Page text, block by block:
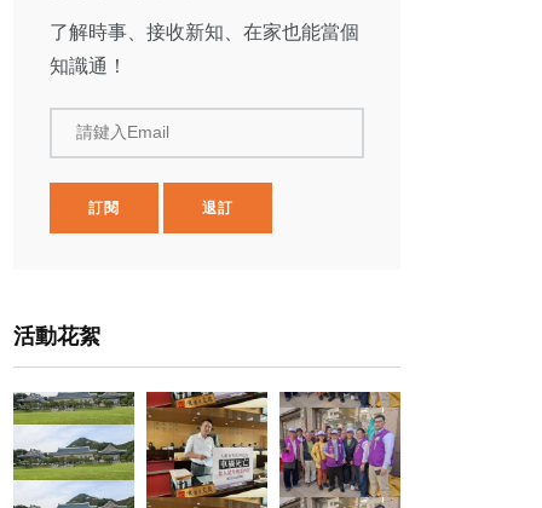
了解時事、接收新知、在家也能當個
知識通！
請鍵入Email
訂閱 退訂
活動花絮